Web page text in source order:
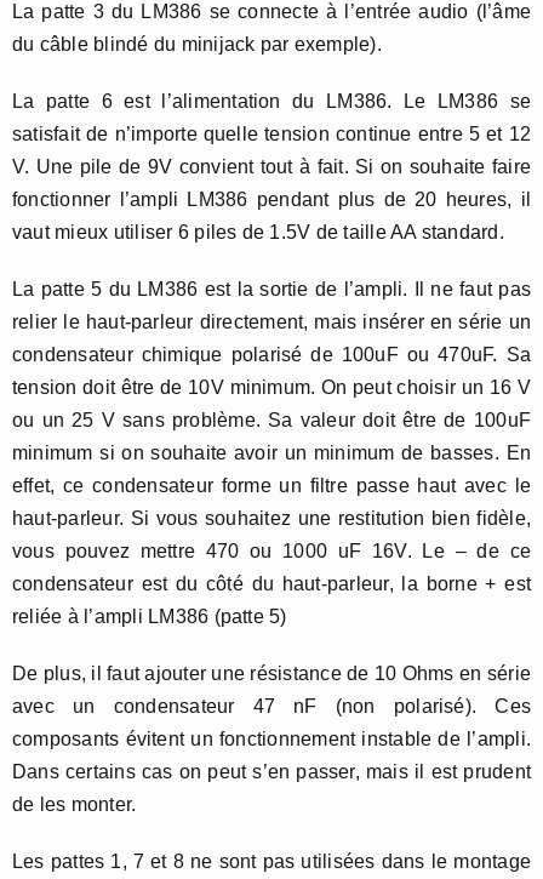
La patte 3 du LM386 se connecte à l’entrée audio (l’âme
du câble blindé du minijack par exemple).
La patte 6 est l’alimentation du LM386. Le LM386 se
satisfait de n’importe quelle tension continue entre 5 et 12
V. Une pile de 9V convient tout à fait. Si on souhaite faire
fonctionner l’ampli LM386 pendant plus de 20 heures, il
vaut mieux utiliser 6 piles de 1.5V de taille AA standard.
La patte 5 du LM386 est la sortie de l’ampli. Il ne faut pas
relier le haut-parleur directement, mais insérer en série un
condensateur chimique polarisé de 100uF ou 470uF. Sa
tension doit être de 10V minimum. On peut choisir un 16 V
ou un 25 V sans problème. Sa valeur doit être de 100uF
minimum si on souhaite avoir un minimum de basses. En
effet, ce condensateur forme un filtre passe haut avec le
haut-parleur. Si vous souhaitez une restitution bien fidèle,
vous pouvez mettre 470 ou 1000 uF 16V. Le – de ce
condensateur est du côté du haut-parleur, la borne + est
reliée à l’ampli LM386 (patte 5)
De plus, il faut ajouter une résistance de 10 Ohms en série
avec un condensateur 47 nF (non polarisé). Ces
composants évitent un fonctionnement instable de l’ampli.
Dans certains cas on peut s’en passer, mais il est prudent
de les monter.
Les pattes 1, 7 et 8 ne sont pas utilisées dans le montage